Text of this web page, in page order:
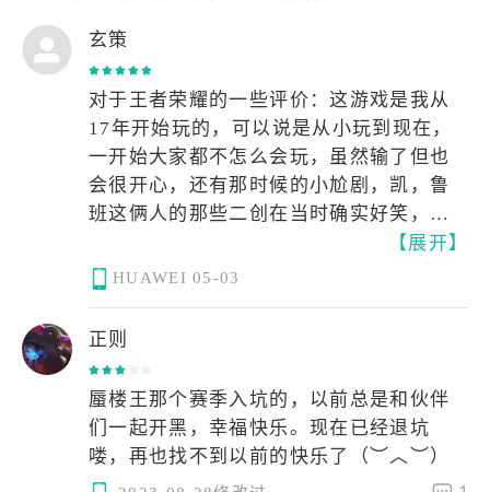
玄策
对于王者荣耀的一些评价：这游戏是我从
17年开始玩的，可以说是从小玩到现在，
一开始大家都不怎么会玩，虽然输了但也
会很开心，还有那时候的小尬剧，凯，鲁
班这俩人的那些二创在当时确实好笑，自
己当时还去搜过万暴凯套装和铭文，但
是，现在的王者荣耀，英雄的数值有些已
直弱，更何况是传言的elo机制，队友的脾
了，画质越来越清晰，特效越来越好，那
个开心的玩王者荣耀的下午却越来越模糊
了，真心希望社区能改善一下吧，希望王
【展开】
HUAWEI 05-03
正则
蜃楼王那个赛季入坑的，以前总是和伙伴
们一起开黑，幸福快乐。现在已经退坑
喽，再也找不到以前的快乐了（︶︿︶）